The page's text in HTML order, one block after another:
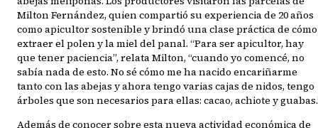
Milton Fernández, quien compartió su experiencia de 20 años
como apicultor sostenible y brindó una clase práctica de cómo
extraer el polen y la miel del panal. “Para ser apicultor, hay
que tener paciencia”, relata Milton, “cuando yo comencé, no
sabía nada de esto. No sé cómo me ha nacido encariñarme
tanto con las abejas y ahora tengo varias cajas de nidos, tengo
árboles que son necesarios para ellas: cacao, achiote y
Además de conocer sobre esta nueva actividad económica de